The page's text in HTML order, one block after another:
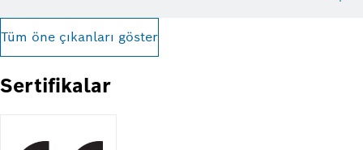
Tüm öne çıkanları göster
Sertifikalar